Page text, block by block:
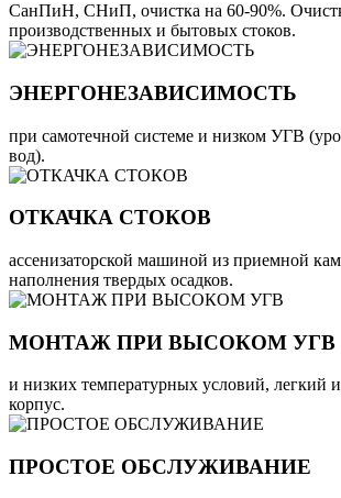
СанПиН, СНиП, очистка на 60-90%.
производственных и бытовых стоков.
ЭНЕРГОНЕЗАВИСИМОСТЬ
при самотечной системе и низком УГВ
вод).
ОТКАЧКА СТОКОВ
ассенизаторской машиной из приемной
наполнения твердых осадков.
МОНТАЖ ПРИ ВЫСОКОМ УГВ
и низких температурных условий, легкий
корпус.
ПРОСТОЕ ОБСЛУЖИВАНИЕ